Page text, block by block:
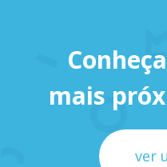
mais
ver